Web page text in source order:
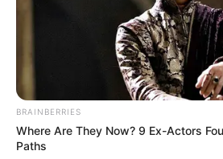
BRAINBERRIES
Where Are They Now? 9 Ex-Actors
Paths